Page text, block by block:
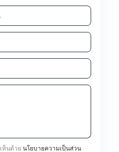
ห็นด้วย นโยบายความเป็นส่วน